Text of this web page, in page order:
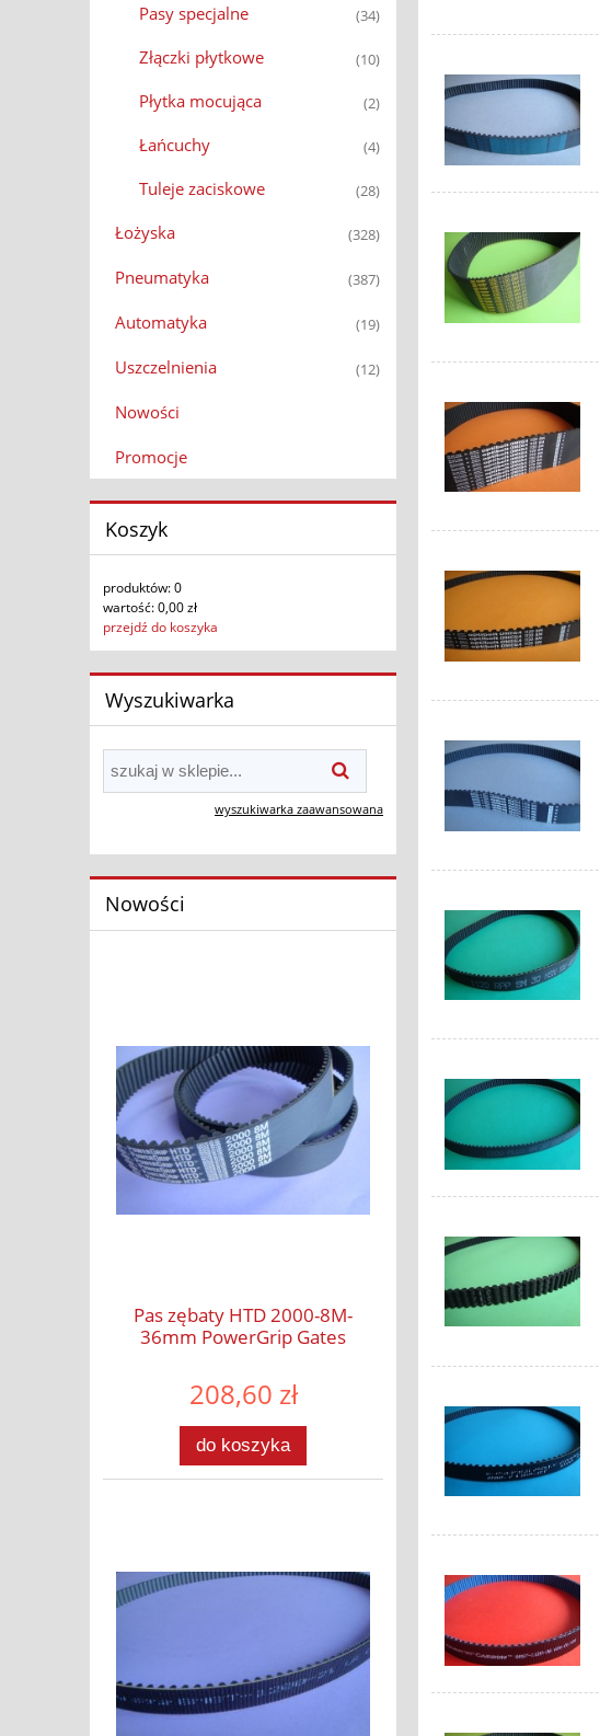
Pasy specjalne (34)
Złączki płytkowe (10)
Płytka mocująca (2)
Łańcuchy (4)
Tuleje zaciskowe (28)
Łożyska (328)
Pneumatyka (387)
Automatyka (19)
Uszczelnienia (12)
Nowości
Promocje
Koszyk
produktów:0
wartość:0,00 zł
przejdź do koszyka
Wyszukiwarka
wyszukiwarka zaawansowana
Nowości
Pas zębaty HTD 2000-8M-
36mm PowerGrip Gates
208,60 zł
do koszyka